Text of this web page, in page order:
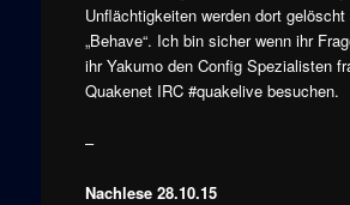
Unflächtigkeiten werden dort
„Behave“. Ich bin sicher wenn ihr
ihr Yakumo den Config Spezialisten
Quakenet IRC #quakelive besuchen.
–
Nachlese 28.10.15